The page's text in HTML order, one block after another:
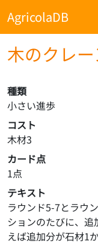
AgricolaDB
木のクレー
種類
小さい進歩
コスト
木材3
カード点
1点
テキスト
ラウンド5-7とラウ
ションのたびに、
えば追加分が石材1